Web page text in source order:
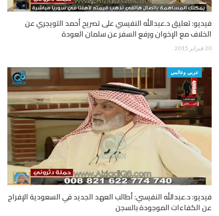
فيديو: تعليق د.عبدالله النفيسي على تصريح أحمد التويجري عن
الخلاف مع الإخوان ورفع السفر عن سلمان العودة
20 فبراير 2015
عربي وعالمي
فيديو: د.عبدالله النفيسي: أطالب العهد الجديد في السعودية الإفراج
عن الكفاءات الموجودة بالسجن